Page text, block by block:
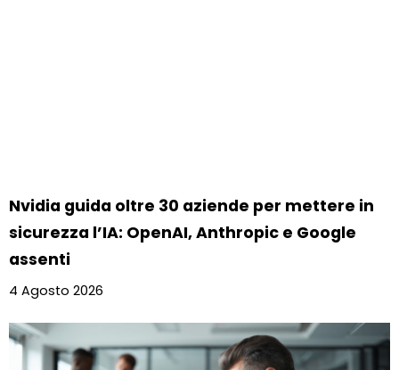
Nvidia guida oltre 30 aziende per mettere in
sicurezza l’IA: OpenAI, Anthropic e Google
assenti
4 Agosto 2026